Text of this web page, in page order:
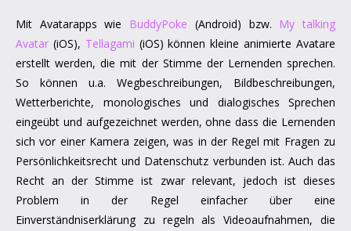
Mit Avatarapps wie BuddyPoke (Android) bzw. My talking
Avatar (iOS), Tellagami (iOS) können kleine animierte Avatare
erstellt werden, die mit der Stimme der Lernenden sprechen.
So können u.a. Wegbeschreibungen, Bildbeschreibungen,
Wetterberichte, monologisches und dialogisches Sprechen
eingeübt und aufgezeichnet werden, ohne dass die Lernenden
sich vor einer Kamera zeigen, was in der Regel mit Fragen zu
Persönlichkeitsrecht und Datenschutz verbunden ist. Auch das
Recht an der Stimme ist zwar relevant, jedoch ist dieses
Problem in der Regel einfacher über eine
Einverständniserklärung zu regeln als Videoaufnahmen, die